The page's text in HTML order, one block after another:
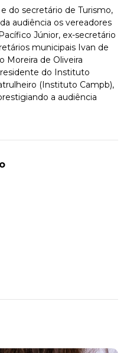
do secretário de Turismo,
audiência os vereadores
Júnior, ex-secretário
municipais Ivan de
Moreira de Oliveira
do Instituto
(Instituto Campb),
a audiência